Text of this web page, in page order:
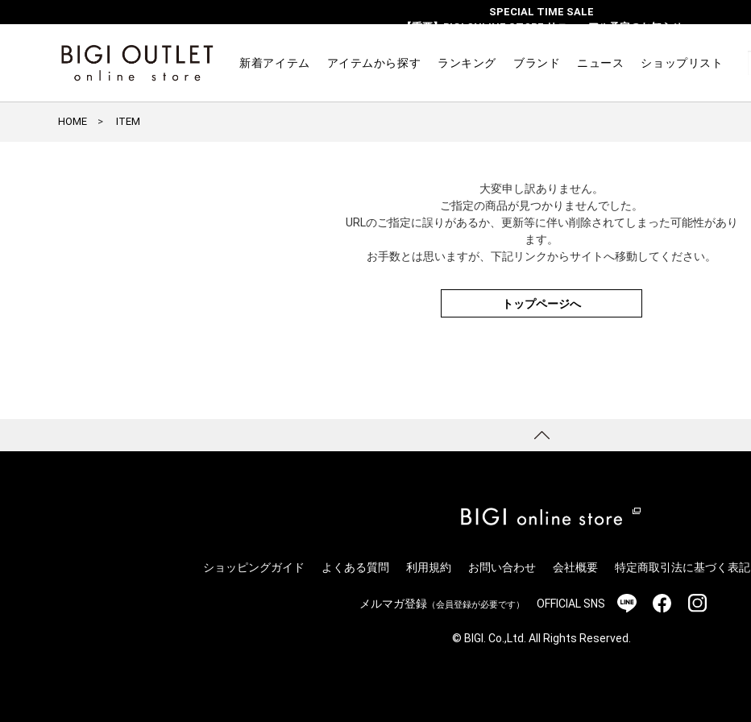
SPECIAL TIME SALE
【重要】BIGI ONLINE STORE リニューアル予定のお知らせ
新着アイテム アイテムから探す ランキング ブランド ニュース ショップリスト
HOME ITEM
大変申し訳ありません。
ご指定の商品が見つかりませんでした。
URLのご指定に誤りがあるか、更新等に伴い削除されてしまった可能性があり
ます。
お手数とは思いますが、下記リンクからサイトへ移動してください。
トップページへ
ショッピングガイド よくある質問 利用規約 お問い合わせ 会社概要 特定商取引法に基づく表記
メルマガ登録 （会員登録が必要です） OFFICIAL SNS
© BIGI. Co.,Ltd. All Rights Reserved.